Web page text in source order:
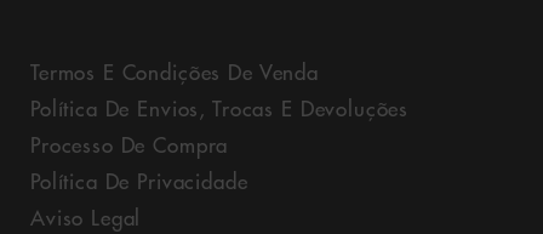
Termos E Condições De Venda
Política De Envios, Trocas E Devoluções
Processo De Compra
Política De Privacidade
Aviso Legal